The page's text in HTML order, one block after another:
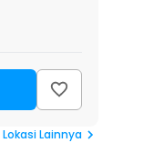
Lokasi Lainnya